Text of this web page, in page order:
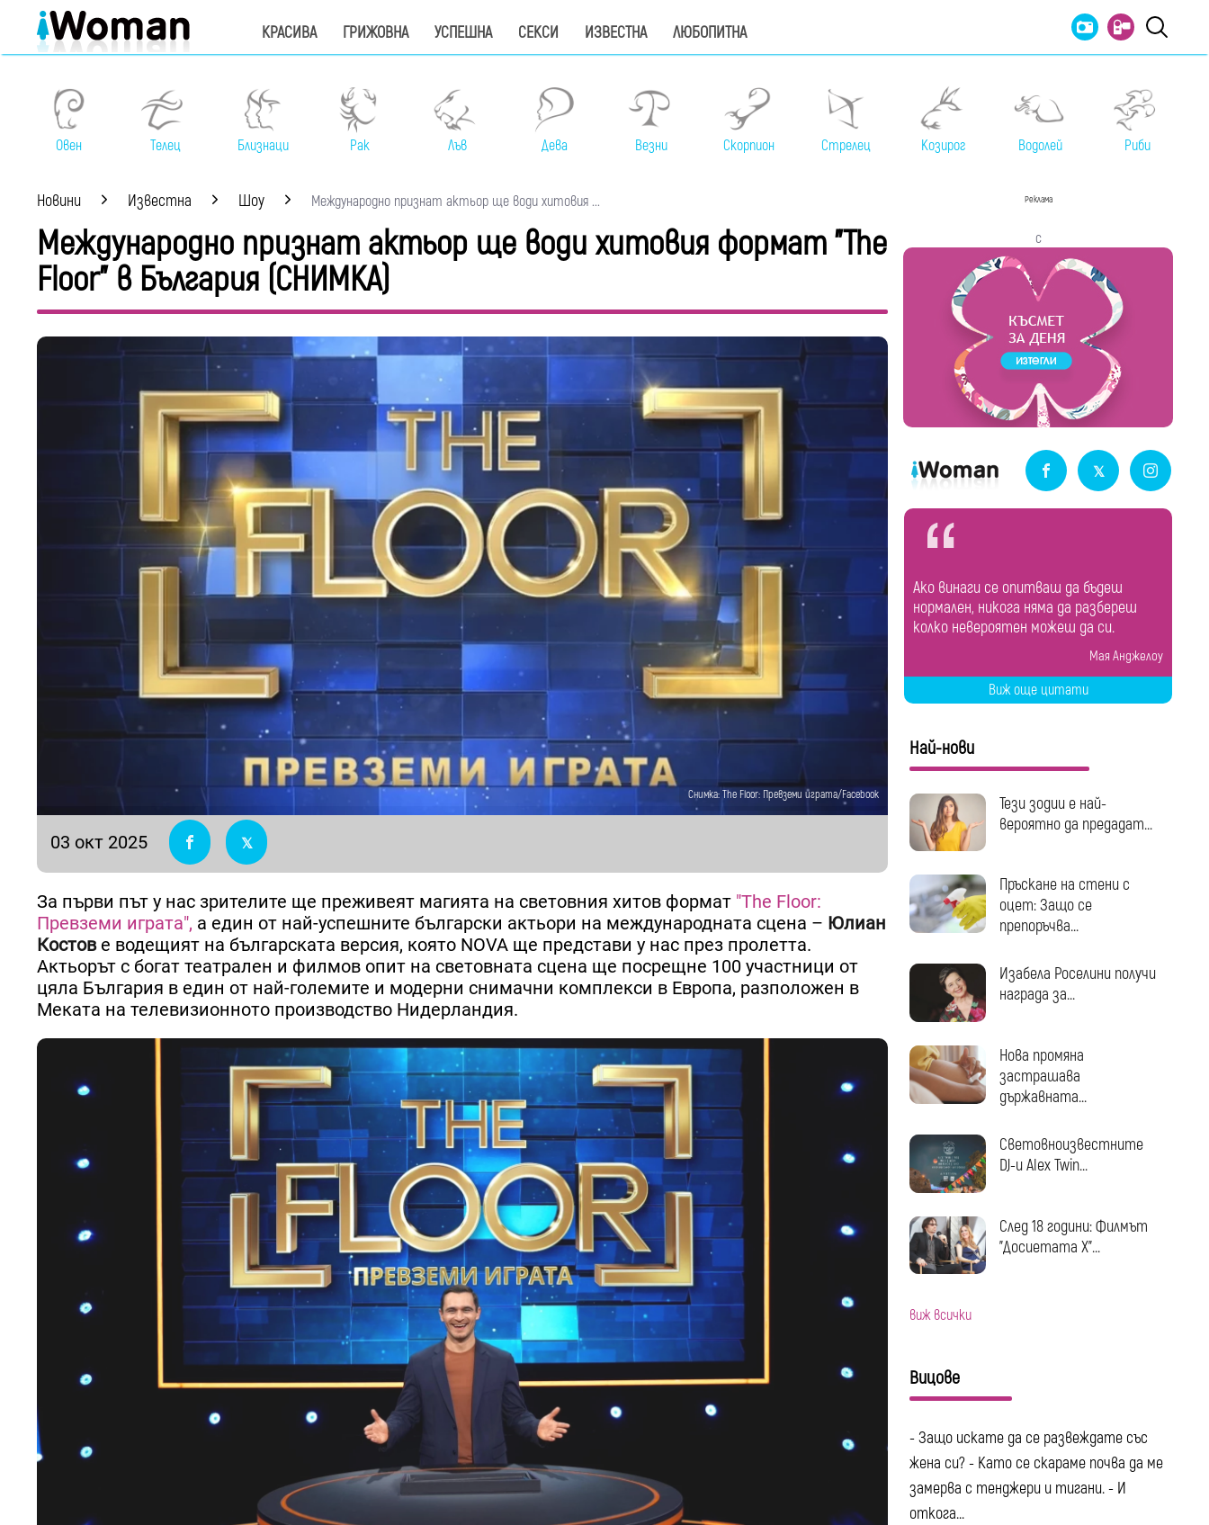
КРАСИВА ГРИЖОВНА УСПЕШНА СЕКСИ ИЗВЕСТНА ЛЮБОПИТНА
Овен Телец Близнаци Рак Лъв Дева Везни Скорпион Стрелец Козирог Водолей Риби
Новини Известна Шоу Международно признат актьор ще води хитовия ...
Международно признат актьор ще води хитовия формат "The
Floor" в България (СНИМКА)
Снимка: The Floor: Превземи играта/Facebook
03 окт 2025
За първи път у нас зрителите ще преживеят магията на световния хитов формат "The Floor:
Превземи играта", а един от най-успешните български актьори на международната сцена – Юлиан
Костове водещият на българската версия, която NOVA ще представи у нас през пролетта.
Актьорът с богат театрален и филмов опит на световната сцена ще посрещне 100 участници от
цяла България в един от най-големите и модерни снимачни комплекси в Европа, разположен в
Меката на телевизионното производство Нидерландия.
Реклама
с
Ако винаги се опитваш да бъдеш
нормален, никога няма да разбереш
колко невероятен можеш да си.
Мая Анджелоу
Виж още цитати
Най-нови
Тези зодии е най-
вероятно да предадат...
Пръскане на стени с
оцет: Защо се
препоръчва...
Изабела Роселини получи
награда за...
Нова промяна
застрашава
държавната...
Световноизвестните
DJ-и Alex Twin...
След 18 години: Филмът
"Досиетата Х"...
виж всички
Вицове
- Защо искате да се развеждате със
жена си? - Като се скараме почва да ме
замерва с тенджери и тигани. - И
откога...